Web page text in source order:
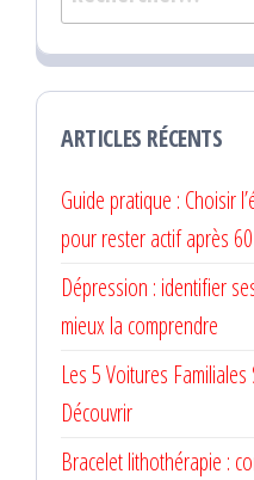
ARTICLES RÉCENTS
Guide pratique : Choisir
pour rester actif après
Dépression : identifier
mieux la comprendre
Les 5 Voitures
Découvrir
Bracelet lithothérapie :